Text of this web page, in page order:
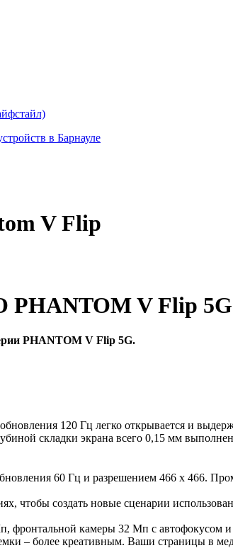
в Барнауле
V Flip
PHANTOM V Flip 5G:
PHANTOM V Flip 5G.
120 Гц легко открывается и
складки экрана всего 0,15 мм
60 Гц и разрешением 466 x 466.
чтобы создать новые сценарии
фронтальной камеры 32 Мп с автофокусом
– более креативным. Ваши страницы в